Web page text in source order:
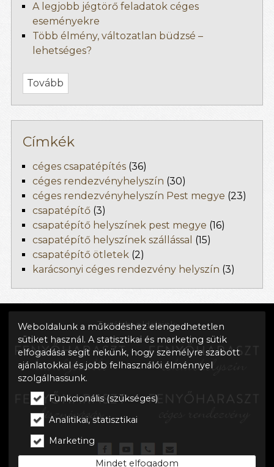
A legjobb jégtörő feladatok céges
eseményekre
Több élmény, változatlan büdzsé –
lehetséges?
Tovább
Címkék
céges csapatépítés (36)
céges rendezvényhelyszín (30)
céges rendezvényhelyszín Pest megye (23)
csapatépítő (3)
csapatépítő helyszínek pest megye (16)
csapatépítő helyszínek szállással (15)
csapatépítő ötletek (2)
karácsonyi céges rendezvény helyszín (3)
További oldalaink:
Weboldalunk a működéshez elengedhetetlen
sütiket használ. A statisztikai és marketing sütik
elfogadása segít nekünk, hogy személyre szabott
ajánlatokkal és jobb felhasználói élménnyel
szolgálhassunk.
Funkcionális (szükséges)
Analitikai, statisztikai
Marketing
Mindet elfogadom